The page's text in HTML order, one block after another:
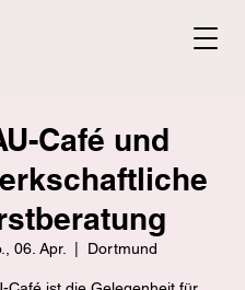
Café und
06. Apr. Dortmund